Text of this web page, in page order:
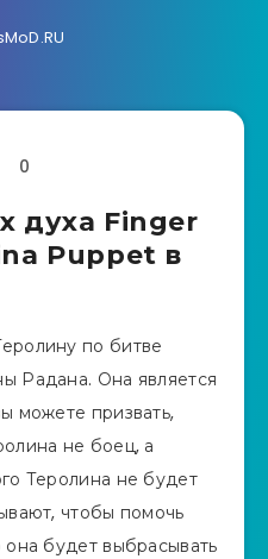
0
духа Finger
Puppet в
по битве
Радана. Она является
можете призвать,
не боец, а
Теролина не будет
чтобы помочь
будет выбрасывать